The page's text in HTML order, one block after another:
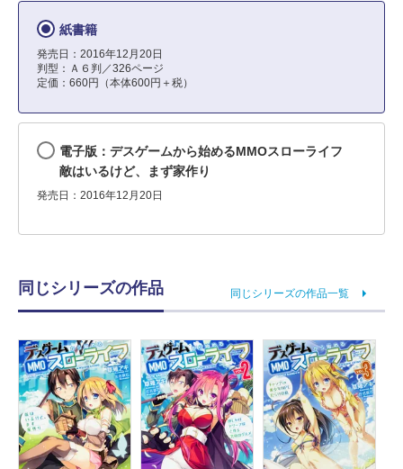
紙書籍
発売日：2016年12月20日
判型：Ａ６判／326ページ
定価：660円（本体600円＋税）
電子版：デスゲームから始めるMMOスローライフ
敵はいるけど、まず家作り
発売日：2016年12月20日
同じシリーズの作品 同じシリーズの作品一覧